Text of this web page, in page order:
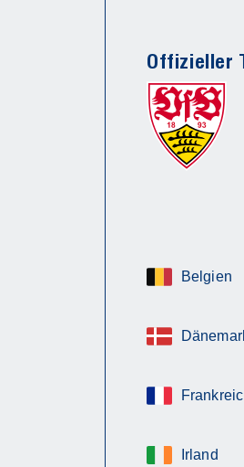
Belgien
Irland
Offizieller